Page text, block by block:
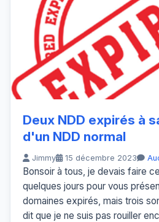
Deux NDD expirés à
d'un NDD normal
Jimmy 15 décembre 2023
Bonsoir à tous, je devais faire
quelques jours pour vous
domaines expirés, mais trois
dit que je ne suis pas rouiller